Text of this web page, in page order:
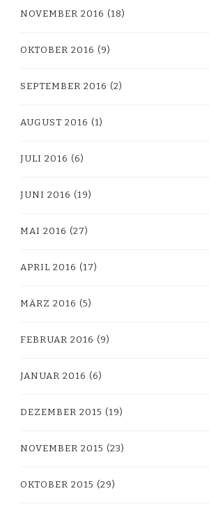
NOVEMBER 2016 (18)
OKTOBER 2016 (9)
SEPTEMBER 2016 (2)
AUGUST 2016 (1)
JULI 2016 (6)
JUNI 2016 (19)
MAI 2016 (27)
APRIL 2016 (17)
MÄRZ 2016 (5)
FEBRUAR 2016 (9)
JANUAR 2016 (6)
DEZEMBER 2015 (19)
NOVEMBER 2015 (23)
OKTOBER 2015 (29)